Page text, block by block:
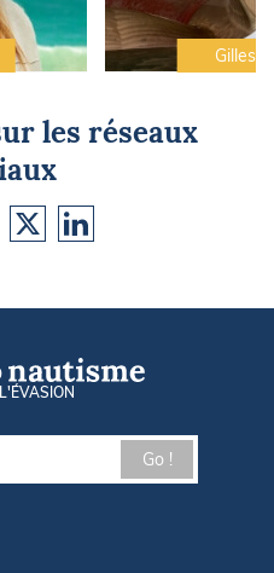
Gilles
les réseaux
Go !